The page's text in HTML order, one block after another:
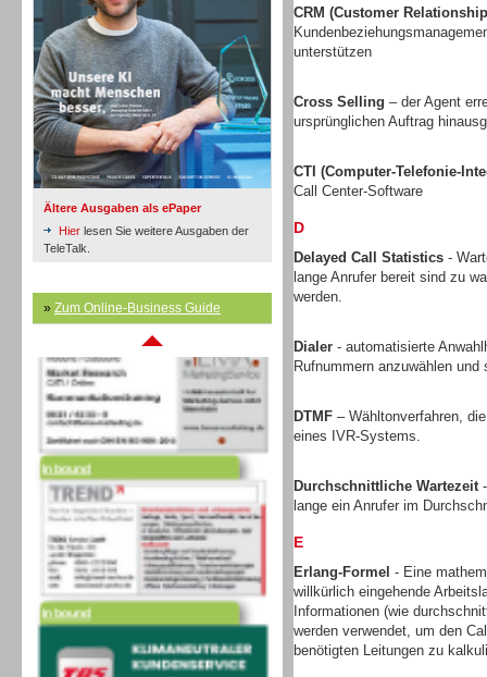
Ältere Ausgaben als ePaper
Hier lesen Sie weitere Ausgaben der
TeleTalk.
» Zum Online-Business Guide
Inbound
Inbound
Inbound
CRM (Customer
unterstützen
Cross Selling – der Agent
ursprünglichen Auftrag
CTI (Computer-Telefonie-
Call Center-Software
D
Delayed Call Statistics -
lange Anrufer bereit sind zu
werden.
Dialer - automatisierte
Rufnummern anzuwählen
DTMF – Wähltonverfahren,
eines IVR-Systems.
Durchschnittliche Wartezeit-
lange ein Anrufer im
E
Erlang-Formel - Eine
willkürlich eingehende
Informationen (wie
werden verwendet, um den
benötigten Leitungen zu